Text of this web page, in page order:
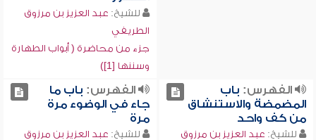
للشيخ: عبد العزيز بن مرزوق
الطريفي
جزء من محاضرة ( أبواب الطهارة
وسننها [1])
الفهرس: باب
المضمضة والاستنشاق
من كف واحد
للشيخ: عبد العزيز بن مرزوق
الفهرس: باب ما
جاء في الوضوء مرة
مرة
للشيخ: عبد العزيز بن مرزوق